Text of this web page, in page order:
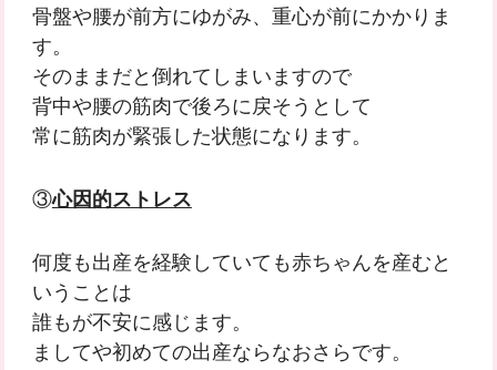
骨盤や腰が前方にゆがみ、重心が前にかかりま
す。
そのままだと倒れてしまいますので
背中や腰の筋肉で後ろに戻そうとして
常に筋肉が緊張した状態になります。
③心因的ストレス
何度も出産を経験していても赤ちゃんを産むと
いうことは
誰もが不安に感じます。
ましてや初めての出産ならなおさらです。